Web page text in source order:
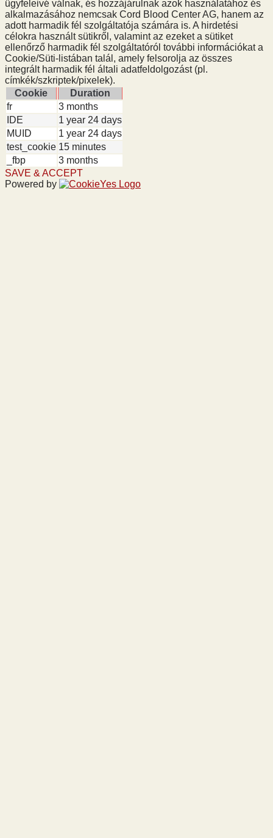
ügyfeleivé válnak, és hozzájárulnak azok használatához és
alkalmazásához nemcsak Cord Blood Center AG, hanem az
adott harmadik fél szolgáltatója számára is. A hirdetési
célokra használt sütikről, valamint az ezeket a sütiket
ellenőrző harmadik fél szolgáltatóról további információkat a
Cookie/Süti-listában talál, amely felsorolja az összes
integrált harmadik fél általi adatfeldolgozást (pl.
címkék/szkriptek/pixelek).
Cookie
Duration
fr
3 months
IDE
1 year 24 days
MUID
1 year 24 days
test_cookie 15 minutes
_fbp
3 months
SAVE & ACCEPT
Powered by